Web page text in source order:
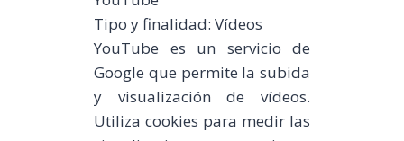
Tipo y finalidad: Vídeos
YouTube es un servicio de
Google que permite la subida
y visualización de vídeos.
Utiliza cookies para medir las